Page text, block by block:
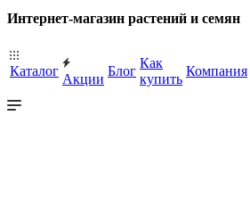
Интернет-магазин растений и семян
Каталог
Акции
Блог
Как
купить
Компания